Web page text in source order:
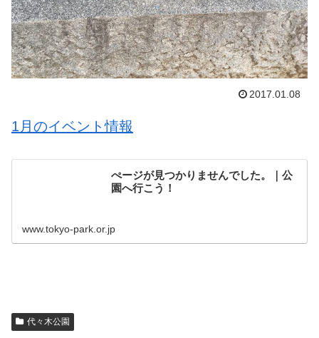
2017.01.08
1月のイベント情報
ぺージが見つかりませんでした。｜公
園へ行こう！
www.tokyo-park.or.jp
代々木公園